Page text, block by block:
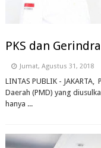
PKS dan
Jumat, Agustus 31, 2018
LINTAS PUBLIK -
Daerah (PMD) yang
hanya ...